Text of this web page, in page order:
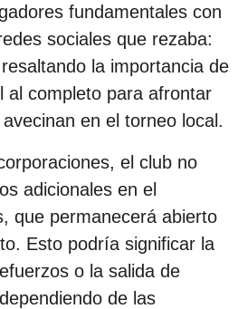
fundamentales con
sociales que rezaba:
la importancia de
al completo para afrontar
en el torneo local.
el club no
adicionales en el
que permanecerá abierto
Esto podría significar la
o la salida de
de las